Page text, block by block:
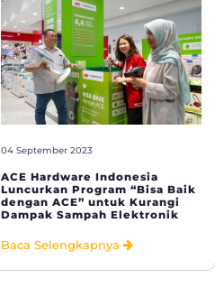
04 September 2023
ACE Hardware Indonesia
Luncurkan Program “Bisa Baik
dengan ACE” untuk Kurangi
Dampak Sampah Elektronik
Baca Selengkapnya